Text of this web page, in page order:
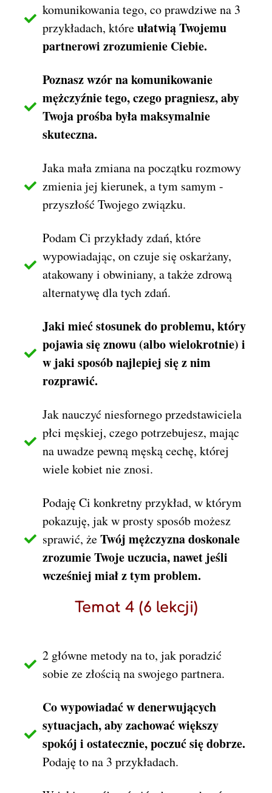
komunikowania tego, co prawdziwe na 3
przykładach, któreułatwią Twojemu
partnerowi zrozumienie Ciebie.
Poznasz wzór na komunikowanie
mężczyźnie tego, czego pragniesz, aby
Twoja prośba była maksymalnie
skuteczna.
Jaka mała zmiana na początku rozmowy
zmienia jej kierunek, a tym samym -
przyszłość Twojego związku.
Podam Ci przykłady zdań, które
wypowiadając, on czuje się oskarżany,
atakowany i obwiniany, a także zdrową
alternatywę dla tych zdań.
Jaki mieć stosunek do problemu, który
pojawia się znowu (albo wielokrotnie) i
w jaki sposób najlepiej się z nim
rozprawić.
Jak nauczyć niesfornego przedstawiciela
płci męskiej, czego potrzebujesz, mając
na uwadze pewną męską cechę, której
wiele kobiet nie znosi.
Podaję Ci konkretny przykład, w którym
pokazuję, jak w prosty sposób możesz
sprawić, żeTwój mężczyzna doskonale
zrozumie Twoje uczucia, nawet jeśli
wcześniej miał z tym problem.
Temat 4 (6 lekcji)
2 główne metody na to, jak poradzić
sobie ze złością na swojego partnera.
Co wypowiadać w denerwujących
sytuacjach, aby zachować większy
spokój i ostatecznie, poczuć się dobrze.
Podaję to na 3 przykładach.